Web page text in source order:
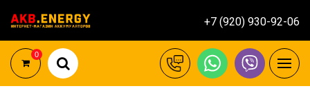
+7 (920) 930-92-06
0